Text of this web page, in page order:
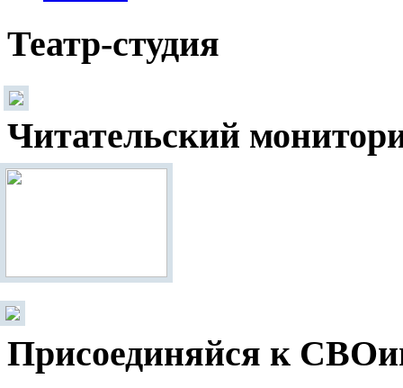
Театр-студия
Читательский
Присоединяйся к